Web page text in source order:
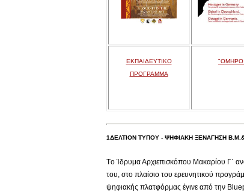
ΕΚΠΑΙΔΕΥΤΙΚΟ
ΠΡΟΓΡΑΜΜΑ
1ΔΕΛΤΙΟΝ ΤΥΠΟΥ - ΨΗΦΙΑΚΗ ΞΕΝΑΓΗΣΗ
Tο Ίδρυμα Αρχιεπισκόπου Μακαρίου Γ΄
του, στο πλαίσιο του ερευνητικού
ψηφιακής πλατφόρμας έγινε από την